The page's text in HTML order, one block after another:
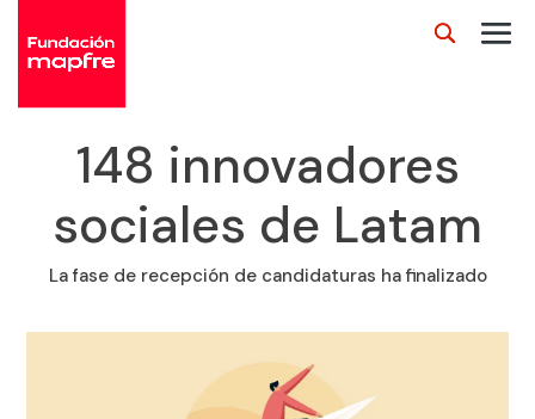
148 innovadores
sociales de Latam
La fase de recepción de candidaturas ha finalizado